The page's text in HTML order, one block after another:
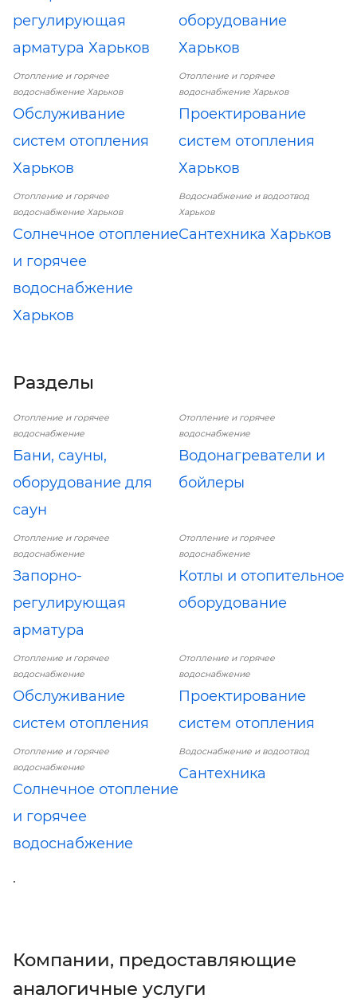
регулирующая
арматура Харьков
оборудование
Харьков
Отопление и горячее
водоснабжение Харьков
Обслуживание
систем отопления
Харьков
Отопление и горячее
водоснабжение Харьков
Проектирование
систем отопления
Харьков
Отопление и горячее
водоснабжение Харьков
Солнечное отопление
и горячее
водоснабжение
Харьков
Водоснабжение и водоотвод
Харьков
Сантехника Харьков
Разделы
Отопление и горячее
водоснабжение
Бани, сауны,
оборудование для
саун
Отопление и горячее
водоснабжение
Водонагреватели и
бойлеры
Отопление и горячее
водоснабжение
Запорно-
регулирующая
арматура
Отопление и горячее
водоснабжение
Котлы и отопительное
оборудование
Отопление и горячее
водоснабжение
Обслуживание
систем отопления
Отопление и горячее
водоснабжение
Проектирование
систем отопления
Отопление и горячее
водоснабжение
Солнечное отопление
и горячее
водоснабжение
Водоснабжение и водоотвод
Сантехника
.
Компании, предоставляющие
аналогичные услуги